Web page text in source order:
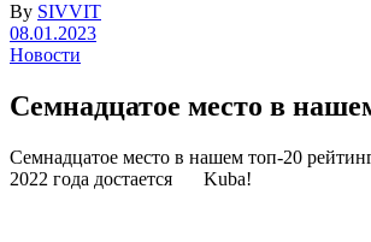
By SIVVIT
08.01.2023
Новости
Семнадцатое место в
Семнадцатое место в нашем топ-20
2022 года достается
Kuba!